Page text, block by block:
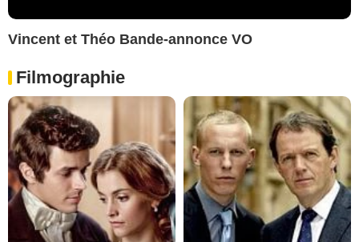
Vincent et Théo Bande-annonce VO
Filmographie